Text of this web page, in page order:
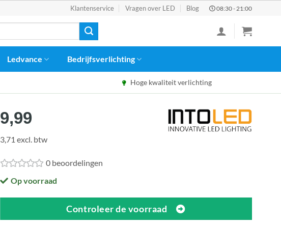
Klantenservice Vragen over LED Blog 08:30 - 21:00
Ledvance Bedrijfsverlichting
Hoge kwaliteit verlichting
9,99
3,71 excl. btw
0 beoordelingen
Op voorraad
Controleer de voorraad